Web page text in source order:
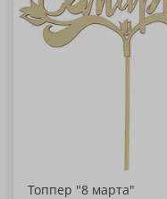
Топпер "8 марта"